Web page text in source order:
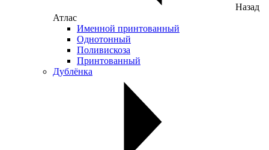
Назад
Атлас
Именной принтованный
Однотонный
Поливискоза
Принтованный
Дублёнка